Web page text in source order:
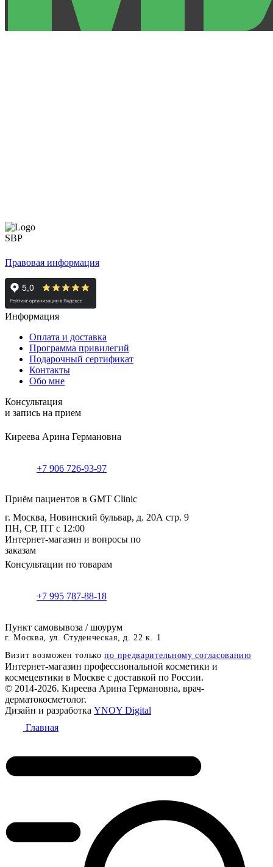
Правовая информация
Информация
Оплата и доставка
Программа привилегий
Подарочный сертификат
Контакты
Обо мне
Консультация
и запись на прием
Киреева Арина Германовна
+7 906 726-93-97
Приём пациентов в GMT Clinic
г. Москва, Новинский бульвар, д. 20А стр. 9
ПН, СР, ПТ с 12:00
Интернет-магазин и вопросы по
заказам
Консультации по товарам
+7 995 787-88-18
Пункт самовывоза / шоурум
г. Москва, ул. Студенческая, д. 22 к. 1
Визит возможен толькопо предварительному согласованию
Интернет-магазин профессиональной косметики и
космецевтики в Москве с доставкой по России.
© 2014-2026. Киреева Арина Германовна, врач-
дерматокосметолог.
Дизайн и разработка YNOY Digital
Главная